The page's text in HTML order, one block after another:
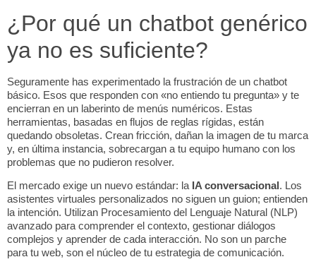
¿Por qué un chatbot genérico
ya no es suficiente?
Seguramente has experimentado la frustración de un chatbot
básico. Esos que responden con «no entiendo tu pregunta» y te
encierran en un laberinto de menús numéricos. Estas
herramientas, basadas en flujos de reglas rígidas, están
quedando obsoletas. Crean fricción, dañan la imagen de tu marca
y, en última instancia, sobrecargan a tu equipo humano con los
problemas que no pudieron resolver.
El mercado exige un nuevo estándar: la IA conversacional. Los
asistentes virtuales personalizados no siguen un guion; entienden
la intención. Utilizan Procesamiento del Lenguaje Natural (NLP)
avanzado para comprender el contexto, gestionar diálogos
complejos y aprender de cada interacción. No son un parche
para tu web, son el núcleo de tu estrategia de comunicación.